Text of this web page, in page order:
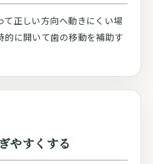
て正しい方向へ動きにくい場
的に開いて歯の移動を補助す
やすくする